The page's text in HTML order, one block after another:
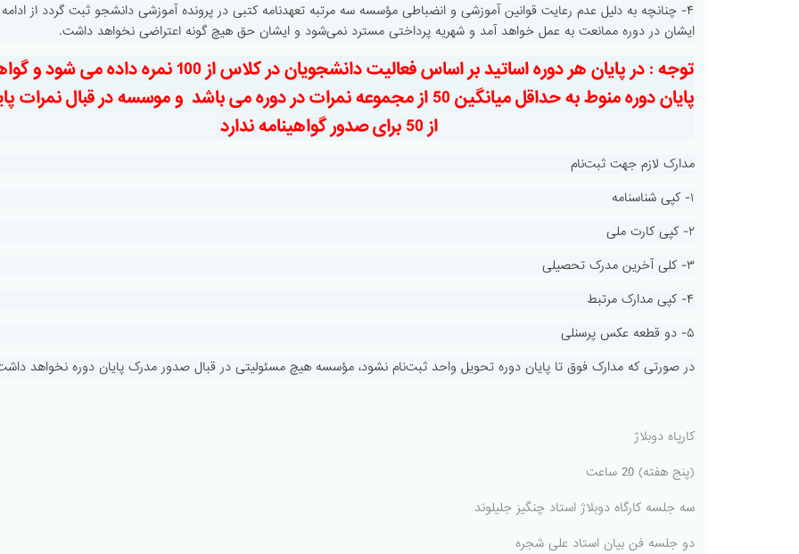
۴- چنانچه به دلیل عدم رعایت قوانین آموزشی و انضباطی مؤسسه سه مرتبه تعهدنامه کتبی در پرونده آموزشی دانشجو ثبت گردد از
ایشان در دوره ممانعت به عمل خواهد آمد و شهریه پرداختی مسترد نمی‌شود و ایشان حق هیچ گونه اعتراضی نخواهد داشت.
توجه : در پایان هر دوره اساتید بر اساس فعالیت دانشجویان در کلاس از 100 نمره
پایان دوره منوط به حداقل میانگین 50 از مجموعه نمرات در دوره می باشد و موسسه در قبال
از 50 برای صدور گواهینامه ندارد
مدارک لازم جهت ثبت‌نام
۱- کپی شناسنامه
۲- کپی کارت ملی
۳- کلی آخرین مدرک تحصیلی
۴- کپی مدارک مرتبط
۵- دو قطعه عکس پرسنلی
در صورتی که مدارک فوق تا پایان دوره تحویل واحد ثبت‌نام نشود، مؤسسه هیچ مسئولیتی در قبال صدور مدرک پایان دوره نخواهد
کارپاه دوبلاژ
(پنج هفته) 20 ساعت
سه جلسه کارگاه دوبلاژ استاد چنگیز جلیلوند
دو جلسه فن بیان استاد علی شجره